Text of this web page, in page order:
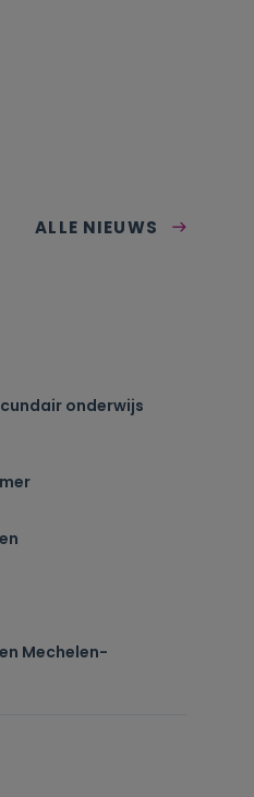
ALLE NIEUWS
onderwijs
Mechelen-